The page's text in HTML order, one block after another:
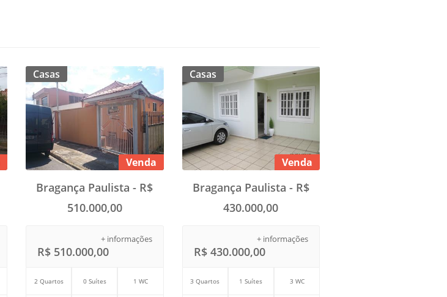
Casas
Venda
Bragança Paulista - R$
510.000,00
+ informações
R$ 510.000,00
2 Quartos 0 Suítes 1 WC
Casas
Venda
Bragança Paulista - R$
430.000,00
+ informações
R$ 430.000,00
3 Quartos 1 Suítes 3 WC